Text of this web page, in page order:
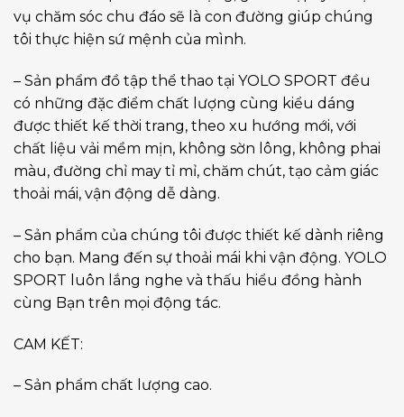
vụ chăm sóc chu đáo sẽ là con đường giúp chúng
tôi thực hiện sứ mệnh của mình.
– Sản phẩm đồ tập thể thao tại YOLO SPORT đều
có những đặc điểm chất lượng cùng kiểu dáng
được thiết kế thời trang, theo xu hướng mới, với
chất liệu vải mềm mịn, không sờn lông, không phai
màu, đường chỉ may tỉ mỉ, chăm chút, tạo cảm giác
thoải mái, vận động dễ dàng.
– Sản phẩm của chúng tôi được thiết kế dành riêng
cho bạn. Mang đến sự thoải mái khi vận động. YOLO
SPORT luôn lắng nghe và thấu hiểu đồng hành
cùng Bạn trên mọi động tác.
CAM KẾT:
– Sản phẩm chất lượng cao.